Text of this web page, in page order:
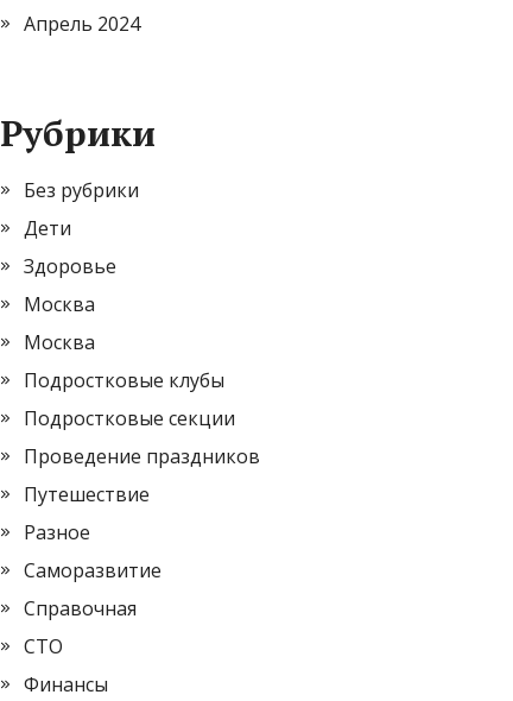
Апрель 2024
Рубрики
Без рубрики
Дети
Здоровье
Москва
Москва
Подростковые клубы
Подростковые секции
Проведение праздников
Путешествие
Разное
Саморазвитие
Справочная
СТО
Финансы